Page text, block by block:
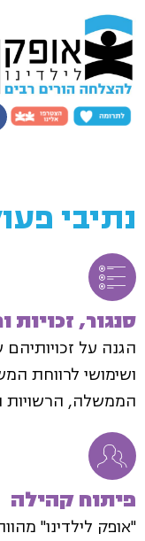
נתיבי
סנגור, זכויות
הגנה על
ושימושי לרווחת
הממשלה,
פיתוח קהילה
"אופק לילדינו"